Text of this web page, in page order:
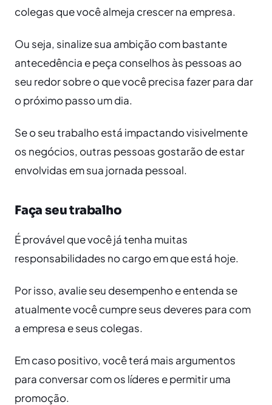
colegas que você almeja crescer na empresa.
Ou seja, sinalize sua ambição com bastante
antecedência e peça conselhos às pessoas ao
seu redor sobre o que você precisa fazer para dar
o próximo passo um dia.
Se o seu trabalho está impactando visivelmente
os negócios, outras pessoas gostarão de estar
envolvidas em sua jornada pessoal.
Faça seu trabalho
É provável que você já tenha muitas
responsabilidades no cargo em que está hoje.
Por isso, avalie seu desempenho e entenda se
atualmente você cumpre seus deveres para com
a empresa e seus colegas.
Em caso positivo, você terá mais argumentos
para conversar com os líderes e permitir uma
promoção.